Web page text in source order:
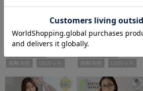
【WEB限定カラー】絶対
焼けたくないUVパーカ
ー/UVカット・接触冷感
¥3,993
55件
接触冷感
UVカット
【WEB限定カラー】絶対
焼けたくないUVパーカ
ー/UVカット・接触冷感
¥3,993
接触冷感
UVカット